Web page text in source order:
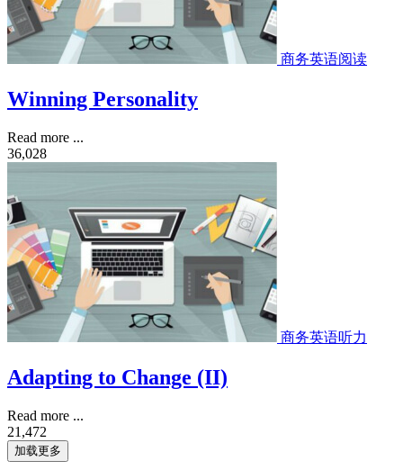
商务英语阅读
Winning Personality
Read more ...
36,028
商务英语听力
Adapting to Change (II)
Read more ...
21,472
加载更多